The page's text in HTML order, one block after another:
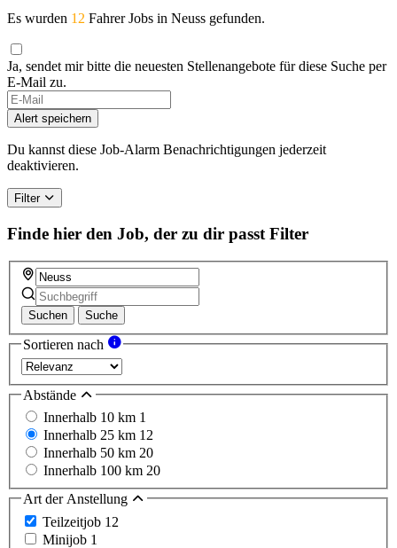
Es wurden 12 Fahrer Jobs in Neuss gefunden.
Ja, sendet mir bitte die neuesten Stellenangebote für diese Suche per
E-Mail zu.
Alert speichern
Du kannst diese Job-Alarm Benachrichtigungen jederzeit
deaktivieren.
Filter
Finde hier den Job, der zu dir passt Filter
Suchen Suche
Sortieren nach
Abstände
Innerhalb 10 km 1
Innerhalb 25 km 12
Innerhalb 50 km 20
Innerhalb 100 km 20
Art der Anstellung
Teilzeitjob 12
Minijob 1